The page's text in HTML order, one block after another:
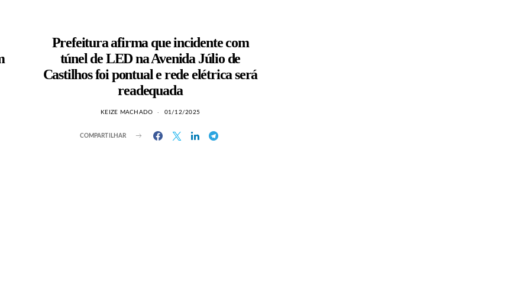
Prefeitura afirma que incidente com
túnel de LED na Avenida Júlio de
Castilhos foi pontual e rede elétrica será
readequada
KEIZE MACHADO 01/12/2025
COMPARTILHAR